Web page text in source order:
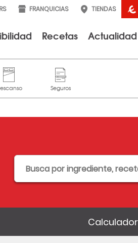
FRANQUICIAS TIENDAS
Recetas Actualidad